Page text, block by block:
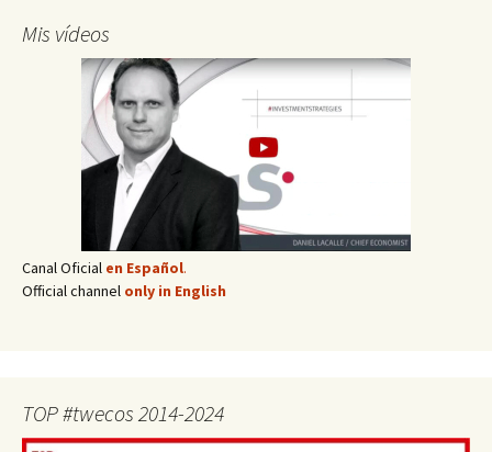
Mis vídeos
Canal Oficial en Español.
Official channel only in English
TOP #twecos 2014-2024